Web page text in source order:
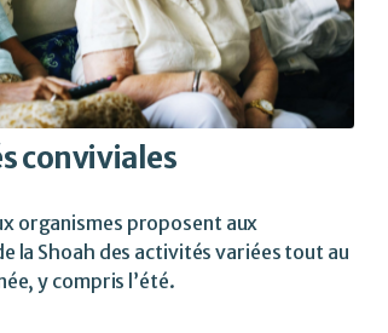
conviviales
organismes proposent aux
la Shoah des activités variées tout au
y compris l’été.